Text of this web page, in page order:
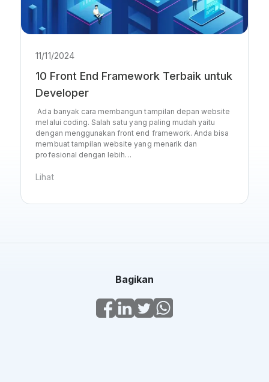
11/11/2024
10 Front End Framework Terbaik untuk
Developer
Ada banyak cara membangun tampilan depan website
melalui coding. Salah satu yang paling mudah yaitu
dengan menggunakan front end framework. Anda bisa
membuat tampilan website yang menarik dan
profesional dengan lebih…
Lihat
Bagikan